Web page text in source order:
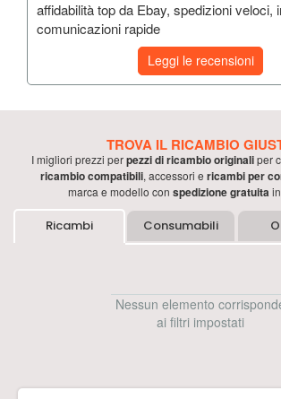
affidabilità top da Ebay, spedizioni veloci,
comunicazioni rapide
Leggi le recensioni
TROVA IL RICAMBIO
I migliori prezzi perpezzi di ricambio originaliper
ricambio compatibili, accessori e ricambi per
marca e modello con spedizione gratuita
Ricambi Consumabili
Nessun elemento
ai filtri impostati